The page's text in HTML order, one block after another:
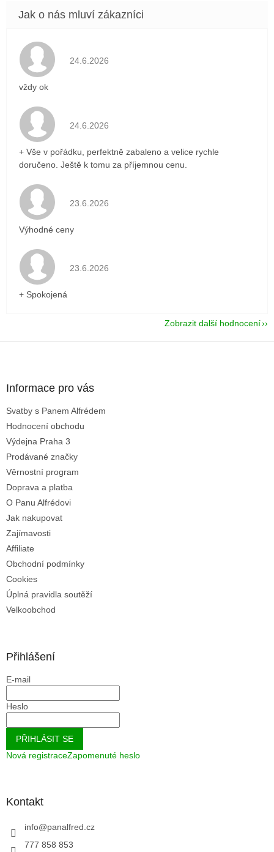
Hodnocení obchodu je 5 z 5 hvězdiček.
24.6.2026
vždy ok
Hodnocení obchodu je 5 z 5 hvězdiček.
24.6.2026
+ Vše v pořádku, perfektně zabaleno a velice rychle
doručeno. Ještě k tomu za příjemnou cenu.
Hodnocení obchodu je 5 z 5 hvězdiček.
23.6.2026
Výhodné ceny
Hodnocení obchodu je 5 z 5 hvězdiček.
23.6.2026
+ Spokojená
Zobrazit další hodnocení
Informace pro vás
Svatby s Panem Alfrédem
Hodnocení obchodu
Výdejna Praha 3
Prodávané značky
Věrnostní program
Doprava a platba
O Panu Alfrédovi
Jak nakupovat
Zajímavosti
Affiliate
Obchodní podmínky
Cookies
Úplná pravidla soutěží
Velkoobchod
Přihlášení
E-mail
Heslo
PŘIHLÁSIT SE
Nová registraceZapomenuté heslo
Kontakt
info@panalfred.cz
777 858 853